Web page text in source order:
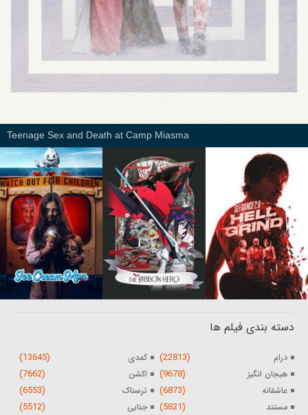
Teenage Sex and Death at Camp Miasma
دسته بندی فیلم ها
درام (22813) کمدی (13645)
هیجان انگیز (9678) اکشن (7662)
عاشقانه (6873) ترسناک (6553)
مستند (5821) جنایی (5512)